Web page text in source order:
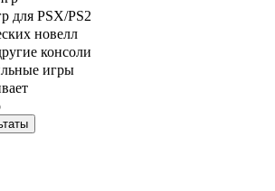
для PSX/PS2
новелл
консоли
игры